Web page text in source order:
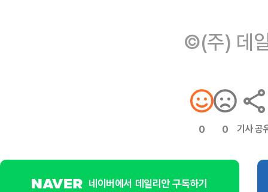
©(주) 데
0 0 기사 공
네이버에서 데일리안 구독하기